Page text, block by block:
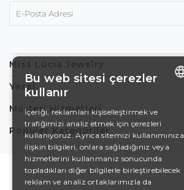
Miss Lucia Jewelry
Yasal
Müşteri Hizmetleri
Popüler Kategoriler
DE
EN
SWEDISH
Bu web sitesi çerezler
kullanır
İçeriği, reklamları kişiselleştirmek ve
trafiğimizi analiz etmek için çerezleri
kullanıyoruz. Ayrıca sitemizi kullanımınıza
ilişkin bilgileri, onlara sağladığınız veya
hizmetlerini kullanmanız sonucunda
topladıkları diğer bilgilerle birleştirebilecek
reklam ve analiz ortaklarımızla da